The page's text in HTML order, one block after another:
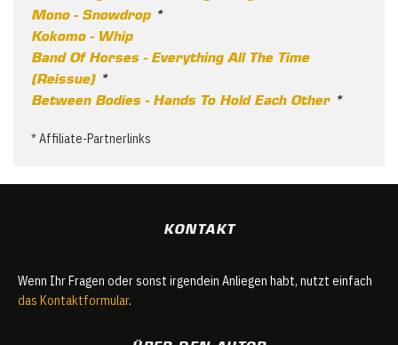
Mono - Snowdrop*
Kokomo - Whip
Band Of Horses - Everything All The Time
(Reissue) *
Between Bodies - Hands To Hold Each Other*
* Affiliate-Partnerlinks
KONTAKT
Wenn Ihr Fragen oder sonst irgendein Anliegen habt, nutzt einfach
das Kontaktformular.